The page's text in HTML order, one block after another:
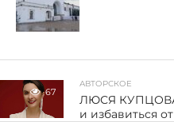
67
АВТОРСКОЕ
ЛЮСЯ
и избавиться